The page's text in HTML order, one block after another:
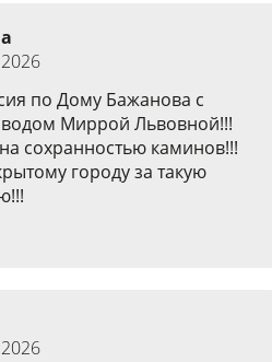
по Дому Бажанова с
Миррой Львовной!!!
сохранностью каминов!!!
городу за такую